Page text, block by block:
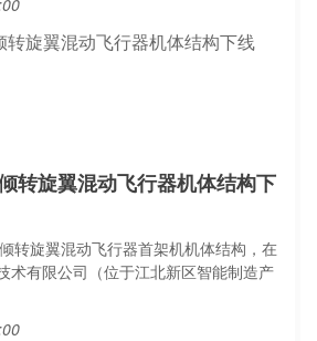
转旋翼混动飞行器机体结构下
转旋翼混动飞行器首架机机体结构，在
术有限公司（位于江北新区智能制造产